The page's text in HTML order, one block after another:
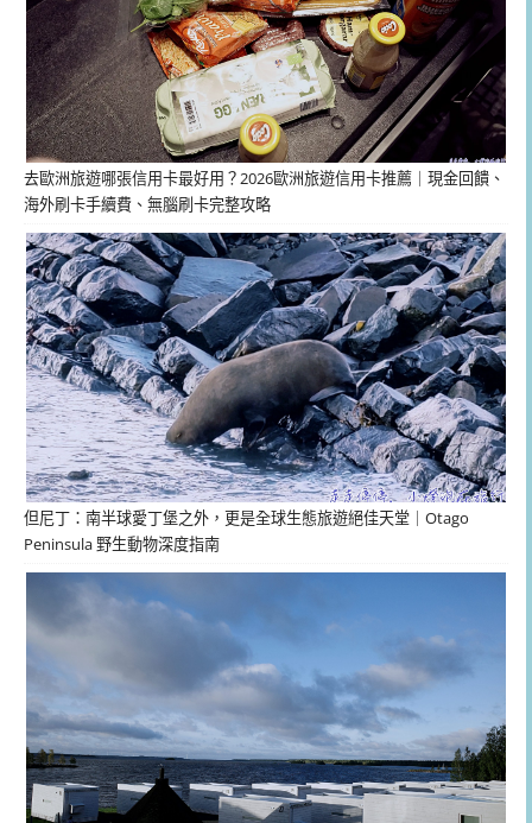
去歐洲旅遊哪張信用卡最好用？2026歐洲旅遊信用卡推薦｜現金回饋、
海外刷卡手續費、無腦刷卡完整攻略
但尼丁：南半球愛丁堡之外，更是全球生態旅遊絕佳天堂｜Otago
Peninsula 野生動物深度指南